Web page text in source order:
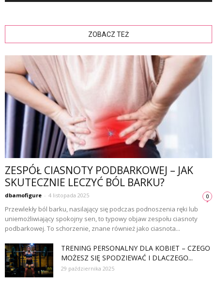
ZOBACZ TEŻ
ZESPÓŁ CIASNOTY PODBARKOWEJ – JAK
SKUTECZNIE LECZYĆ BÓL BARKU?
dbamofigure - 4 listopada 2025 0
Przewlekły ból barku, nasilający się podczas podnoszenia ręki lub
uniemożliwiający spokojny sen, to typowy objaw zespołu ciasnoty
podbarkowej. To schorzenie, znane również jako ciasnota...
TRENING PERSONALNY DLA KOBIET – CZEGO
MOŻESZ SIĘ SPODZIEWAĆ I DLACZEGO...
29 października 2025